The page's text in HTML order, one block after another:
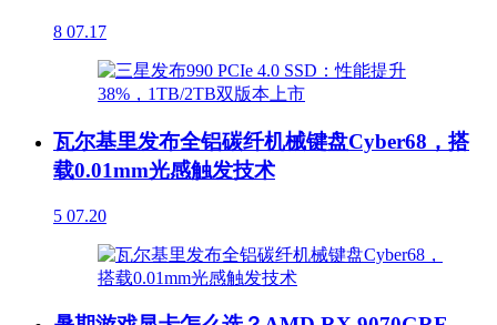
8 07.17
瓦尔基里发布全铝碳纤机械键盘Cyber68，搭
载0.01mm光感触发技术
5 07.20